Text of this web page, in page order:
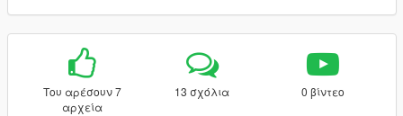
Του αρέσουν 7
αρχεία
13 σχόλια 0 βίντεο